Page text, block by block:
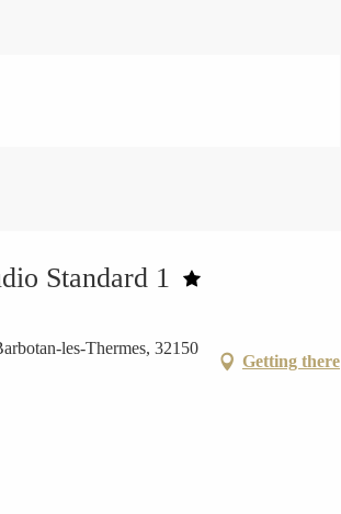
Standard 1
les-Thermes, 32150
Getting there